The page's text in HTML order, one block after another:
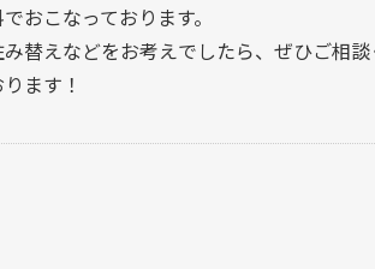
おこなっております。
替えなどをお考えでしたら、ぜひご相談
ます！